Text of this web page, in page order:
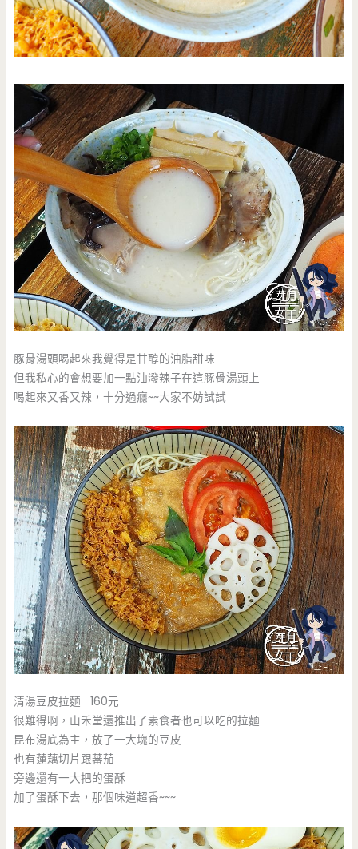
豚骨湯頭喝起來我覺得是甘醇的油脂甜味
但我私心的會想要加一點油潑辣子在這豚骨湯頭上
喝起來又香又辣，十分過癮~~大家不妨試試
清湯豆皮拉麵 160元
很難得啊，山禾堂還推出了素食者也可以吃的拉麵
昆布湯底為主，放了一大塊的豆皮
也有蓮藕切片跟蕃茄
旁邊還有一大把的蛋酥
加了蛋酥下去，那個味道超香~~~